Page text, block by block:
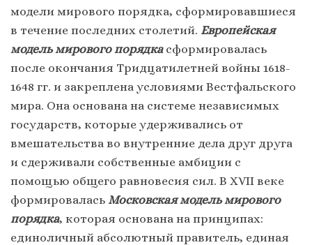
модели мирового порядка, сформировавшиеся
в течение последних столетий. Европейская
модель мирового порядка сформировалась
после окончания Тридцатилетней войны 1618-
1648 гг. и закреплена условиями Вестфальского
мира. Она основана на системе независимых
государств, которые удерживались от
вмешательства во внутренние дела друг друга
и сдерживали собственные амбиции с
помощью общего равновесия сил. В ХVII веке
формировалась Московская модель мирового
порядка, которая основана на принципах:
единоличный абсолютный правитель, единая